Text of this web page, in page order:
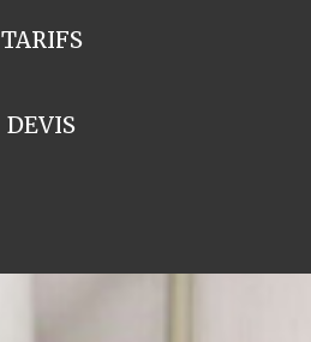
TARIFS
DEVIS